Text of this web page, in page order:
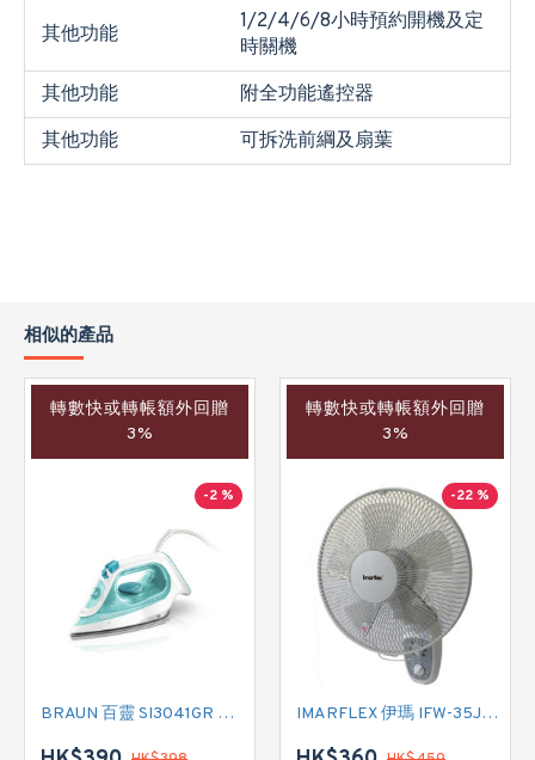
其他功能
1/2/4/6/8小時預約開機及定
時關機
其他功能
附全功能遙控器
其他功能
可拆洗前綱及扇葉
相似的產品
轉數快或轉帳額外回贈
3%
-2 %
BRAUN 百靈 SI3041GR 蒸氣熨斗
轉數快或轉帳額外回贈
3%
-22 %
IMARFLEX 伊瑪 IFW-35J2 掛牆扇